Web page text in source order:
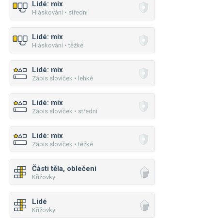
Lidé: mix
Hláskování • střední
Lidé: mix
Hláskování • těžké
Lidé: mix
Zápis slovíček • lehké
Lidé: mix
Zápis slovíček • střední
Lidé: mix
Zápis slovíček • těžké
Části těla, oblečení
Křížovky
Lidé
Křížovky